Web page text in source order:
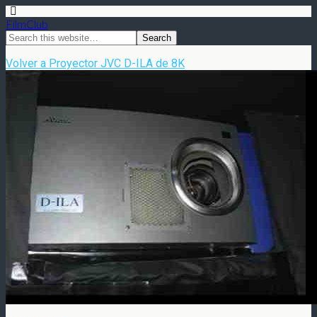
FilmClub
Volver a Proyector JVC D-ILA de 8K